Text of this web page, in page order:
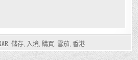
儲存 入境 購買 雪茄 香港